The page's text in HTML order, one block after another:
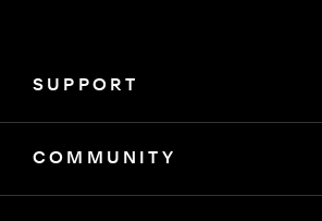
SUPPORT
COMMUNITY